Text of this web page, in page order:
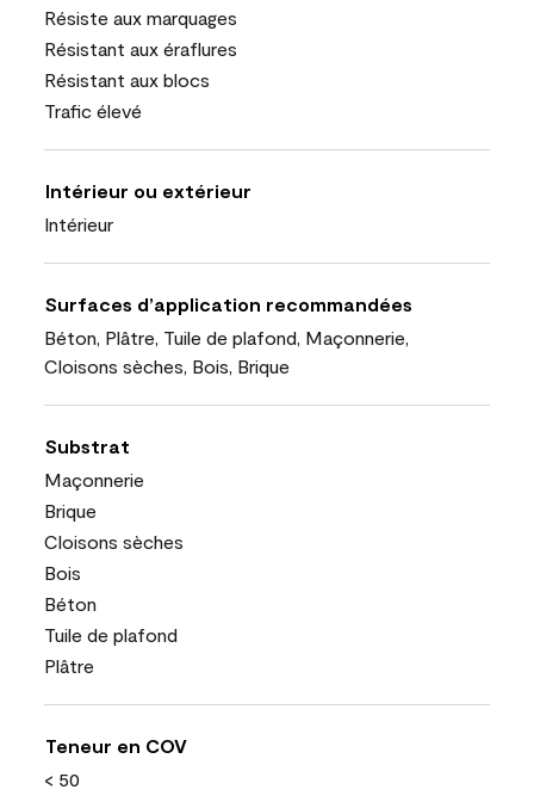
Résiste aux marquages
Résistant aux éraflures
Résistant aux blocs
Trafic élevé
Intérieur ou extérieur
Intérieur
Surfaces d’application recommandées
Béton, Plâtre, Tuile de plafond, Maçonnerie,
Cloisons sèches, Bois, Brique
Substrat
Maçonnerie
Brique
Cloisons sèches
Bois
Béton
Tuile de plafond
Plâtre
Teneur en COV
< 50